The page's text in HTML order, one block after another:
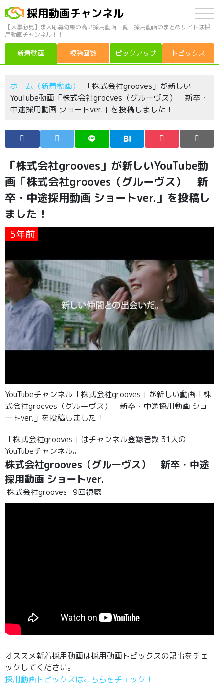
採用動画チャンネル
【人事必見】求人応募効果の高い採用動画一覧！採用動画のまとめサイトは採
用動画チャンネル！！
新着動画 視聴回数 ピックアップ トピックス
ホーム（新着動画）
「株式会社grooves」が新しい
YouTube動画「株式会社grooves（グルーヴス） 新卒・
中途採用動画 ショートver.」を投稿しました！
「株式会社grooves」が新しいYouTube動
画「株式会社grooves（グルーヴス） 新
卒・中途採用動画 ショートver.」を投稿し
ました！
5年前
YouTubeチャンネル「株式会社grooves」が新しい動画「株
式会社grooves（グルーヴス） 新卒・中途採用動画 ショ
ートver.」を投稿しました！
「株式会社grooves」はチャンネル登録者数 31人の
YouTubeチャンネル。
株式会社grooves（グルーヴス） 新卒・中途
採用動画 ショートver.
株式会社grooves 9回視聴
オススメ新着採用動画は採用動画トピックスの記事をチェ
ックしてください。
採用動画トピックスはこちらをチェック！